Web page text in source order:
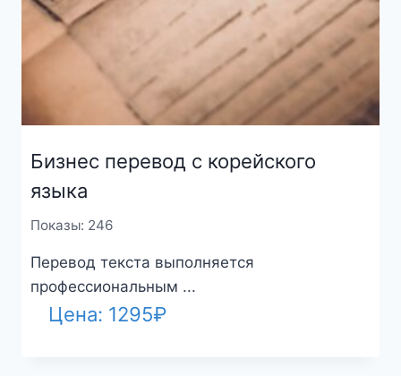
Бизнес перевод с корейского
языка
Показы: 246
Перевод текста выполняется
профессиональным ...
Цена: 1295₽